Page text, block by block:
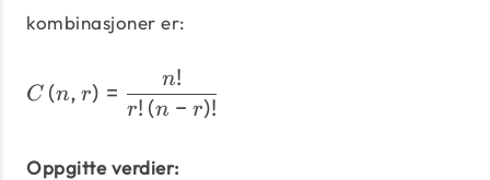
kombinasjoner er:
C (n, r) =
r! (n − r)!
n!
Oppgitte verdier: